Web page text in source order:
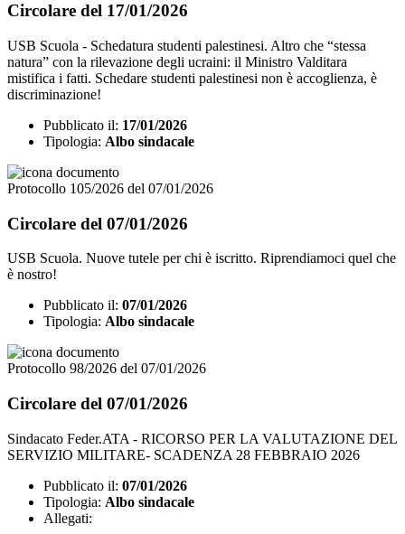
Circolare del 17/01/2026
USB Scuola - Schedatura studenti palestinesi. Altro che “stessa
natura” con la rilevazione degli ucraini: il Ministro Valditara
mistifica i fatti. Schedare studenti palestinesi non è accoglienza, è
discriminazione!
Pubblicato il: 17/01/2026
Tipologia: Albo sindacale
Protocollo 105/2026 del 07/01/2026
Circolare del 07/01/2026
USB Scuola. Nuove tutele per chi è iscritto. Riprendiamoci quel che
è nostro!
Pubblicato il: 07/01/2026
Tipologia: Albo sindacale
Protocollo 98/2026 del 07/01/2026
Circolare del 07/01/2026
Sindacato Feder.ATA - RICORSO PER LA VALUTAZIONE DEL
SERVIZIO MILITARE- SCADENZA 28 FEBBRAIO 2026
Pubblicato il: 07/01/2026
Tipologia: Albo sindacale
Allegati: